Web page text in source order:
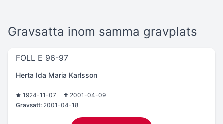
Gravsatta inom samma gravplats
FOLL E 96-97
Herta Ida Maria Karlsson
1924-11-07
2001-04-09
Gravsatt: 2001-04-18